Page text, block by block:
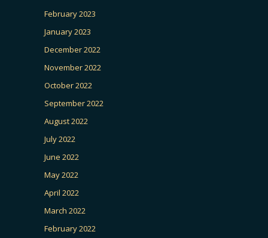
February 2023
January 2023
December 2022
November 2022
October 2022
September 2022
August 2022
July 2022
June 2022
May 2022
April 2022
March 2022
February 2022